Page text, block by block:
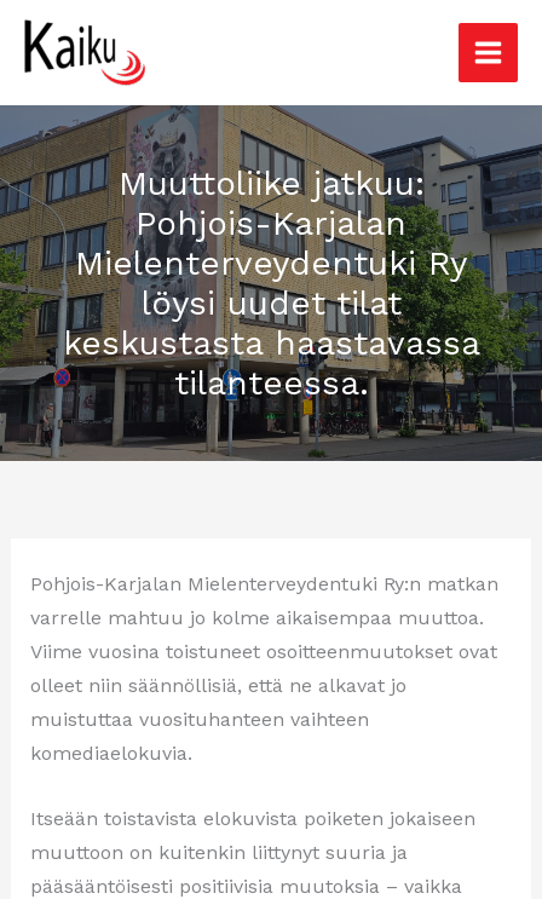
Siirry
sisältöön
Muuttoliike jatkuu:
Pohjois-Karjalan
Mielenterveydentuki Ry
löysi uudet tilat
keskustasta haastavassa
tilanteessa.
Pohjois-Karjalan Mielenterveydentuki Ry:n matkan
varrelle mahtuu jo kolme aikaisempaa muuttoa.
Viime vuosina toistuneet osoitteenmuutokset ovat
olleet niin säännöllisiä, että ne alkavat jo
muistuttaa vuosituhanteen vaihteen
komediaelokuvia.
Itseään toistavista elokuvista poiketen jokaiseen
muuttoon on kuitenkin liittynyt suuria ja
pääsääntöisesti positiivisia muutoksia – vaikka